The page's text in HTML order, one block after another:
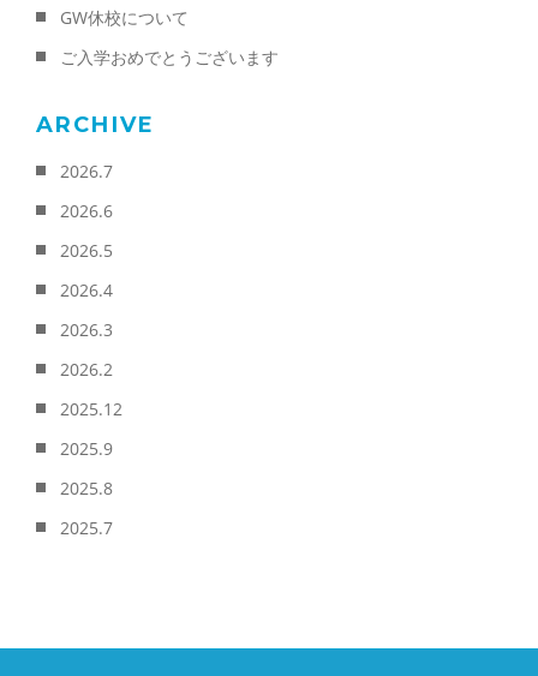
GW休校について
ご入学おめでとうございます
ARCHIVE
2026.7
2026.6
2026.5
2026.4
2026.3
2026.2
2025.12
2025.9
2025.8
2025.7